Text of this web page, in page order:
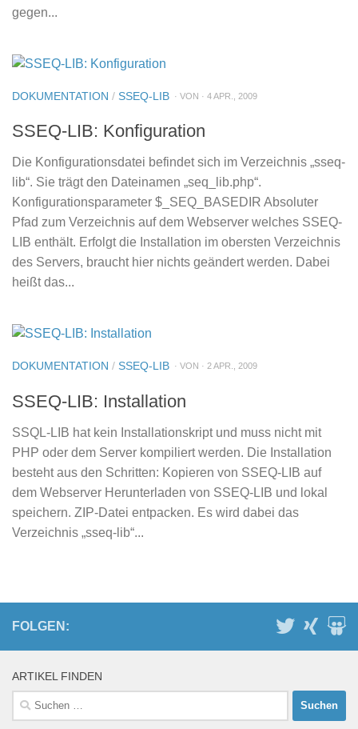
gegen...
DOKUMENTATION / SSEQ-LIB · VON · 4 APR., 2009
SSEQ-LIB: Konfiguration
Die Konfigurationsdatei befindet sich im Verzeichnis „sseq-
lib“. Sie trägt den Dateinamen „seq_lib.php“.
Konfigurationsparameter $_SEQ_BASEDIR Absoluter
Pfad zum Verzeichnis auf dem Webserver welches SSEQ-
LIB enthält. Erfolgt die Installation im obersten Verzeichnis
des Servers, braucht hier nichts geändert werden. Dabei
heißt das...
DOKUMENTATION / SSEQ-LIB · VON · 2 APR., 2009
SSEQ-LIB: Installation
SSQL-LIB hat kein Installationskript und muss nicht mit
PHP oder dem Server kompiliert werden. Die Installation
besteht aus den Schritten: Kopieren von SSEQ-LIB auf
dem Webserver Herunterladen von SSEQ-LIB und lokal
speichern. ZIP-Datei entpacken. Es wird dabei das
Verzeichnis „sseq-lib“...
FOLGEN:
ARTIKEL FINDEN
Suchen
nach: